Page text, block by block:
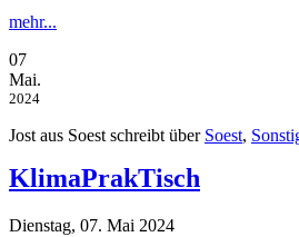
mehr...
07
Mai.
2024
Jost aus Soest schreibt über Soest,
KlimaPrakTisch
Dienstag, 07. Mai 2024